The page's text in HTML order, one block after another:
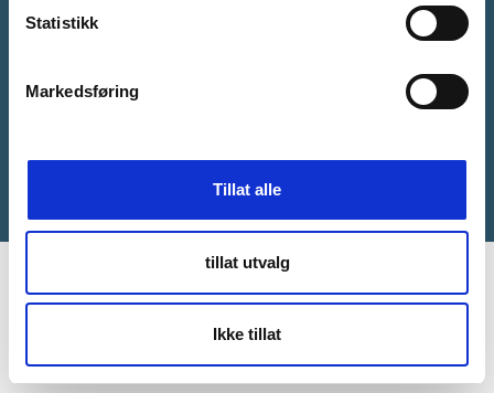
Statistikk
Markedsføring
Tillat alle
tillat utvalg
Ikke tillat